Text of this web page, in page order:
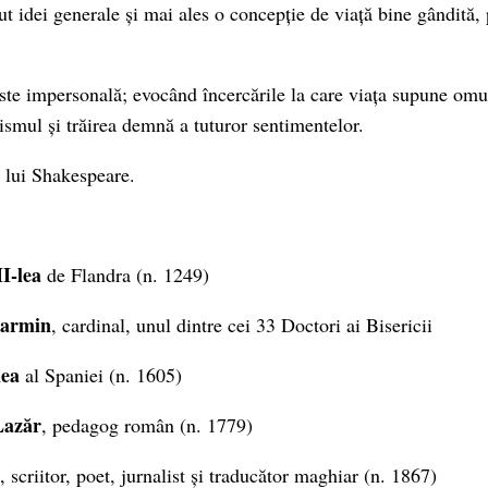
idei generale și mai ales o concepție de viață bine gândită,
impersonală; evocând încercările la care viața supune
și trăirea demnă a tuturor sentimentelor.
Shakespeare.
lea de Flandra (n. 1249)
, cardinal, unul dintre cei 33 Doctori ai Bisericii
al Spaniei (n. 1605)
, pedagog român (n. 1779)
, scriitor, poet, jurnalist și traducător maghiar (n. 1867)